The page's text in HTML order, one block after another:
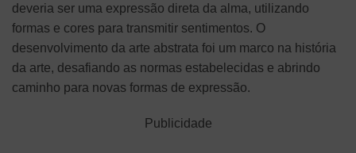
deveria ser uma expressão direta da alma, utilizando
formas e cores para transmitir sentimentos. O
desenvolvimento da arte abstrata foi um marco na história
da arte, desafiando as normas estabelecidas e abrindo
caminho para novas formas de expressão.
Publicidade